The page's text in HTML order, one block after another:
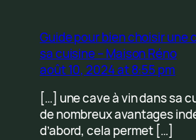
Guide pour bien choisir une
sa cuisine – Maison Réno
août 10, 2024 at 8:55 pm
[…] une cave à vin dans sa
de nombreux avantages
d’abord, cela permet […]